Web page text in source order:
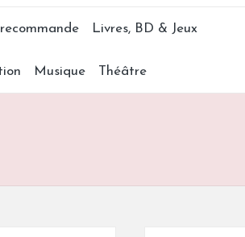
Livres, BD & Jeux
Musique Théâtre